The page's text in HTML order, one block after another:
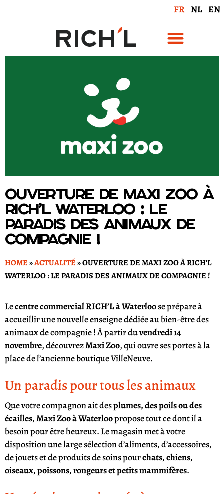
FR NL EN
Ouverture de Maxi Zoo à
RICH’L Waterloo : le
paradis des animaux de
compagnie !
HOME»ACTUALITÉ»OUVERTURE DE MAXI ZOO À RICH’L
WATERLOO : LE PARADIS DES ANIMAUX DE COMPAGNIE !
Lecentre commercial RICH’L à Waterloose prépare à
accueillir une nouvelle enseigne dédiée au bien-être des
animaux de compagnie ! À partir duvendredi 14
novembre, découvrezMaxi Zoo, qui ouvre ses portes à la
place de l’ancienne boutique VilleNeuve.
Un paradis pour tous les animaux
Que votre compagnon ait desplumes, des poils ou des
écailles,Maxi Zoo à Waterloopropose tout ce dont il a
besoin pour être heureux. Le magasin met à votre
disposition une large sélection d’aliments, d’accessoires,
de jouets et de produits de soins pourchats, chiens,
oiseaux, poissons, rongeurs et petits mammifères.